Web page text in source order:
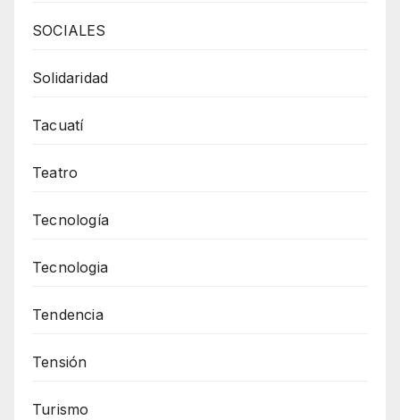
SOCIALES
Solidaridad
Tacuatí
Teatro
Tecnología
Tecnologia
Tendencia
Tensión
Turismo